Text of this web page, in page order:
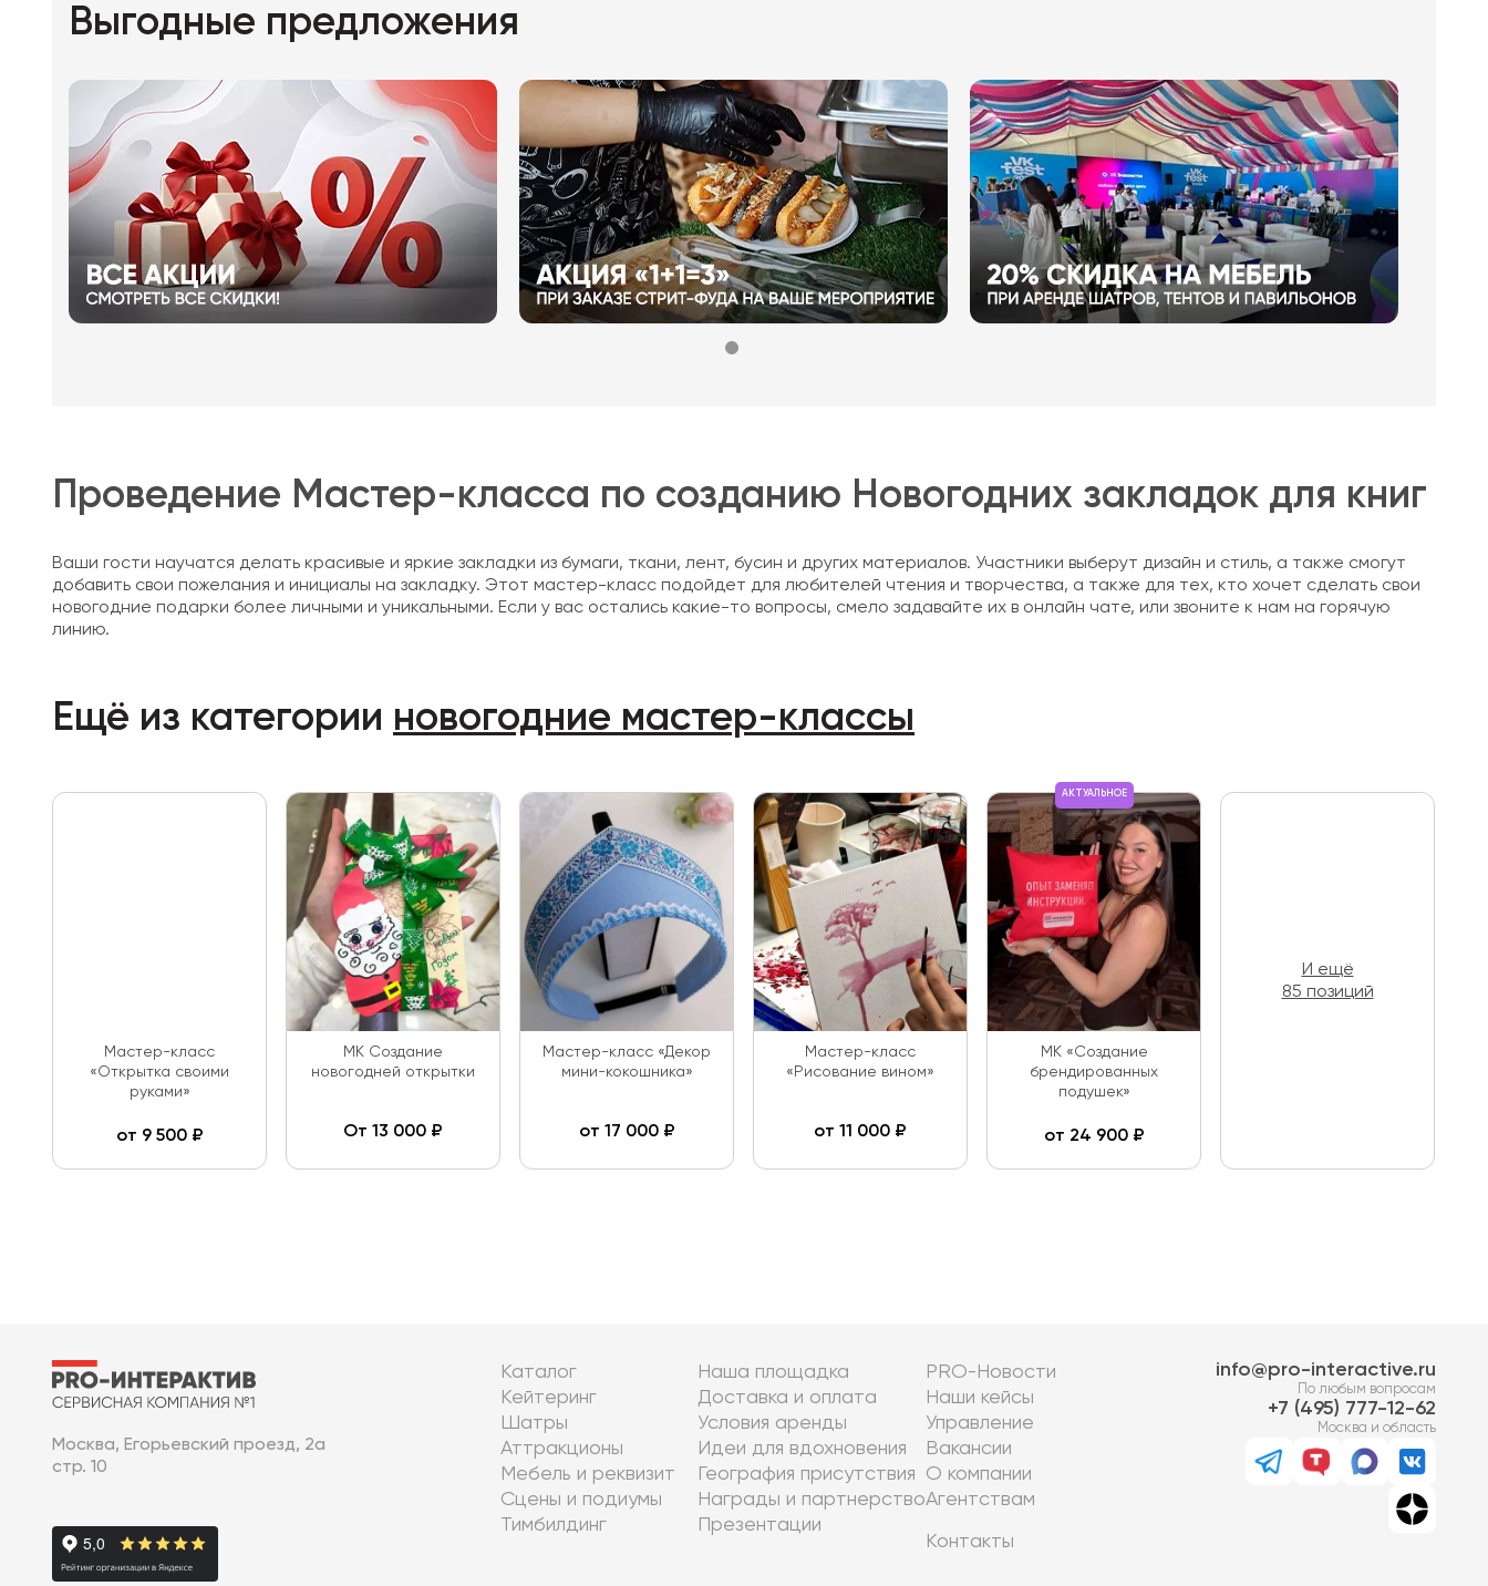
Выгодные предложения
Проведение Мастер-класса по созданию Новогодних закладок для книг
Ваши гости научатся делать красивые и яркие закладки из бумаги, ткани, лент, бусин и других материалов. Участники выберут дизайн и стиль, а также смогут
добавить свои пожелания и инициалы на закладку. Этот мастер-класс подойдет для любителей чтения и творчества, а также для тех, кто хочет сделать свои
новогодние подарки более личными и уникальными. Если у вас остались какие-то вопросы, смело задавайте их в онлайн чате, или звоните к нам на горячую
линию.
Ещё из категории новогодние мастер-классы
Мастер-класс
«Открытка своими
руками»
от 9 500₽
МК Создание
новогодней открытки
От 13 000 ₽
Мастер-класс «Декор
мини-кокошника»
от 17 000₽
Мастер-класс
«Рисование вином»
от 11 000 ₽
АКТУАЛЬНОЕ
МК «Создание
брендированных
подушек»
от 24 900₽
И ещё
85 позиций
Москва, Егорьевский проезд, 2а
стр. 10
Каталог
Кейтеринг
Шатры
Аттракционы
Мебель и реквизит
Сцены и подиумы
Тимбилдинг
Наша площадка
Доставка и оплата
Условия аренды
Идеи для вдохновения
География присутствия
Награды и партнерство
Презентации
PRO-Новости
Наши кейсы
Управление
Вакансии
О компании
Агентствам
Контакты
info@pro-interactive.ru
По любым вопросам
7 (495) 777-12-62
Москва и область